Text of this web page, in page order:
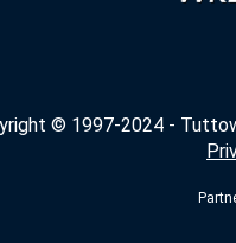
© 1997-2024 -